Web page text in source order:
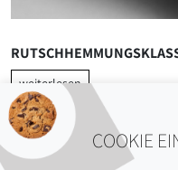
weiterlesen
COOKIE